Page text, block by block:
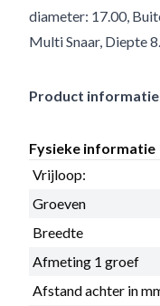
diameter: 17.00,
Multi Snaar, Diepte
Product informatie
Fysieke informatie
Vrijloop:
Groeven
Breedte
Afmeting 1 groef
Afstand achter in